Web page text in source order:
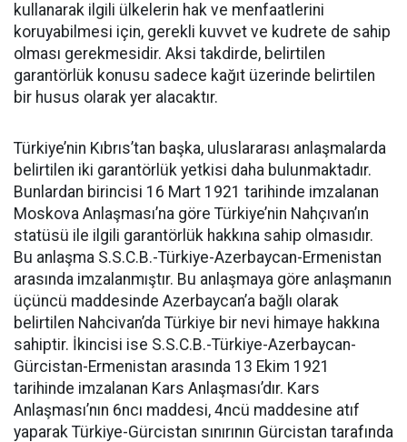
kullanarak ilgili ülkelerin hak ve menfaatlerini
koruyabilmesi için, gerekli kuvvet ve kudrete de sahip
olması gerekmesidir. Aksi takdirde, belirtilen
garantörlük konusu sadece kağıt üzerinde belirtilen
bir husus olarak yer alacaktır.
Türkiye’nin Kıbrıs’tan başka, uluslararası anlaşmalarda
belirtilen iki garantörlük yetkisi daha bulunmaktadır.
Bunlardan birincisi 16 Mart 1921 tarihinde imzalanan
Moskova Anlaşması’na göre Türkiye’nin Nahçıvan’ın
statüsü ile ilgili garantörlük hakkına sahip olmasıdır.
Bu anlaşma S.S.C.B.-Türkiye-Azerbaycan-Ermenistan
arasında imzalanmıştır. Bu anlaşmaya göre anlaşmanın
üçüncü maddesinde Azerbaycan’a bağlı olarak
belirtilen Nahcivan’da Türkiye bir nevi himaye hakkına
sahiptir. İkincisi ise S.S.C.B.-Türkiye-Azerbaycan-
Gürcistan-Ermenistan arasında 13 Ekim 1921
tarihinde imzalanan Kars Anlaşması’dır. Kars
Anlaşması’nın 6ncı maddesi, 4ncü maddesine atıf
yaparak Türkiye-Gürcistan sınırının Gürcistan tarafında